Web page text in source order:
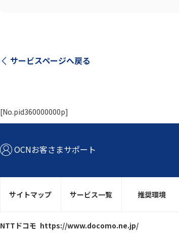
サービスページへ戻る
[No.pid360000000p]
OCNお客さまサポート
サイトマップ サービス一覧 推奨環境
NTTドコモ https://www.docomo.ne.jp/